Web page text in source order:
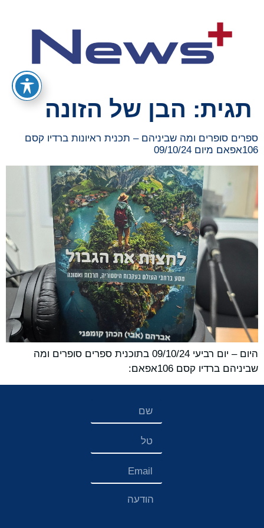
תגית: הבן של הזונה
ספרים סופרים ומה שביניהם – תכנית ראיונות ברדיו קסם
106אפאם מיום 09/10/24
היום – יום רביעי 09/10/24 בתוכנית ספרים סופרים ומה
שביניהם ברדיו קסם 106אפאם: